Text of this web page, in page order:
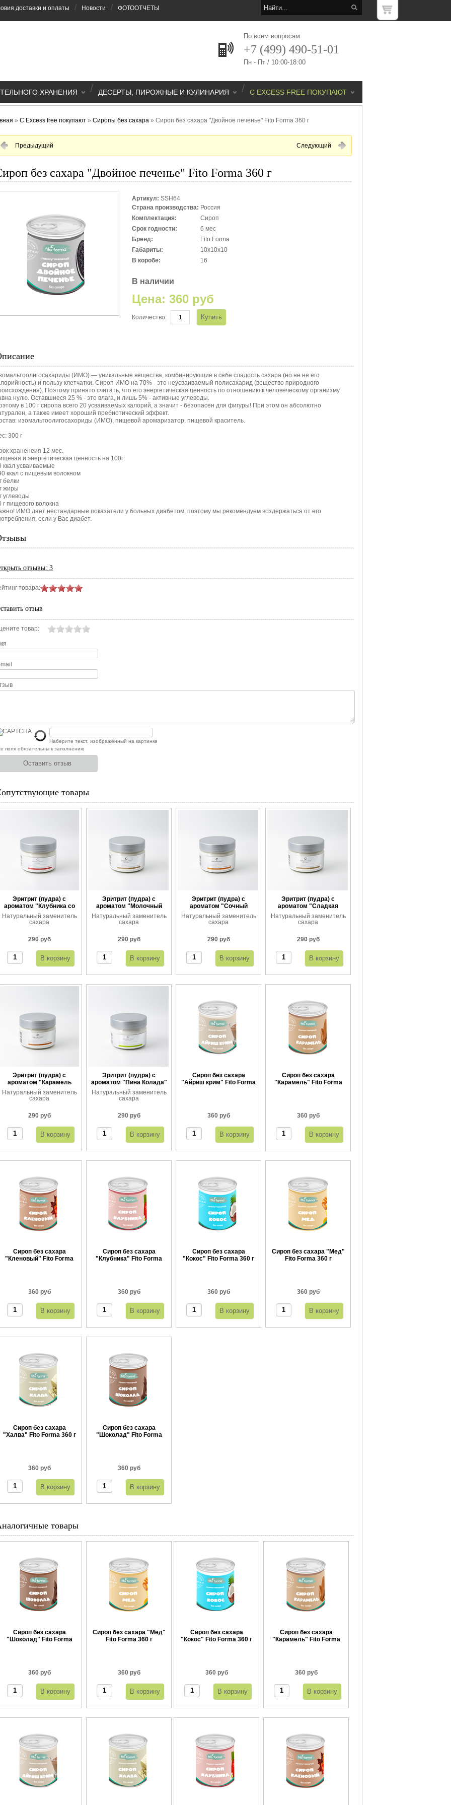
доставки и оплаты / Новости / ФОТООТЧЕТЫ
По всем вопросам
+7 (499) 490-51-01
Пн - Пт / 10:00-18:00
С EXCESS FREE ПОКУПАЮТ
/
ДЕСЕРТЫ, ПИРОЖНЫЕ И КУЛИНАРИЯ
/
ХРАНЕНИЯ
» С Excess free покупают » Сиропы без сахара » Сироп без сахара "Двойное печенье" Fito Forma 360 г
Предыдущий Следующий
без сахара "Двойное печенье" Fito Forma 360 г
Артикул: SSH64
Страна производства: Россия
Комплектация:
Сироп
Срок годности:
6 мес
Бренд:
Fito Forma
Габариты:
10x10x10
В коробе:
16
В наличии
Цена: 360 руб
Количество:
(ИМО) — уникальные вещества, комбинирующие в себе сладость сахара (но не не его
и пользу клетчатки. Сироп ИМО на 70% - это неусваиваемый полисахарид (вещество природного
Поэтому принято считать, что его энергетическая ценность по отношению к человеческому организму
нулю. Оставшиеся 25 % - это влага, и лишь 5% - активные углеводы.
в 100 г сиропа всего 20 усваиваемых калорий, а значит - безопасен для фигуры! При этом он абсолютно
а также имеет хороший пребиотический эффект.
изомальтоолигосахориды (ИМО), пищевой аромаризатор, пищевой краситель.
300 г
храненеия 12 мес.
и энергетическая ценность на 100г:
ккал усваиваемые
ккал с пищевым волокном
белки
жиры
углеводы
г пищевого волокна
ИМО дает нестандарные показатели у больных диабетом, поэтому мы рекомендуем воздержаться от его
если у Вас диабет.
отзывы: 3
товара:
отзыв
товар:
Наберите текст, изображённый на картинке
поля обязательны к заполнению
товары
Эритрит (пудра) с
ароматом "Клубника со
сливками"
Натуральный заменитель
сахара
290 руб
Эритрит (пудра) с
ароматом "Молочный
шоколад"
Натуральный заменитель
сахара
290 руб
Эритрит (пудра) с
ароматом "Сочный
апельсин"
Натуральный заменитель
сахара
290 руб
Эритрит (пудра) с
ароматом "Сладкая
ваниль"
Натуральный заменитель
сахара
290 руб
Эритрит (пудра) с
ароматом "Карамель
тоффи"
Натуральный заменитель
сахара
290 руб
Эритрит (пудра) с
ароматом "Пина Колада"
Натуральный заменитель
сахара
290 руб
Сироп без сахара
"Айриш крим" Fito Forma
360 руб
Сироп без сахара
"Карамель" Fito Forma
360 руб
Сироп без сахара
"Кленовый" Fito Forma
360 руб
Сироп без сахара
"Клубника" Fito Forma
360 руб
Сироп без сахара
"Кокос" Fito Forma 360 г
360 руб
Сироп без сахара "Мед"
Fito Forma 360 г
360 руб
Сироп без сахара
"Халва" Fito Forma 360 г
360 руб
Сироп без сахара
"Шоколад" Fito Forma
360 руб
товары
Сироп без сахара
"Шоколад" Fito Forma
360 руб
Сироп без сахара "Мед"
Fito Forma 360 г
360 руб
Сироп без сахара
"Кокос" Fito Forma 360 г
360 руб
Сироп без сахара
"Карамель" Fito Forma
360 руб